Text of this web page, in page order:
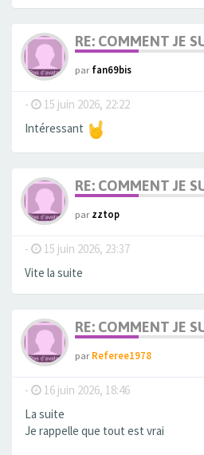
RE: COMMENT JE
parfan69bis
- 15 juin 2026, 22:22
Intéressant
RE: COMMENT JE
parzztop
- 15 juin 2026, 23:37
Vite la suite
RE: COMMENT JE
parReferee1978
- 16 juin 2026, 18:46
La suite
Je rappelle que tout est vrai